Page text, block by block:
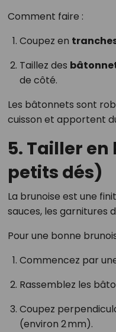
Comment faire :
Coupez en
Taillez des
de côté.
Les bâtonnets sont
cuisson et apportent
5. Tailler
petits dés)
La brunoise est une
sauces, les garnitures
Pour une bonne
Commencez par
Rassemblez les
Coupez
(environ 2 mm).